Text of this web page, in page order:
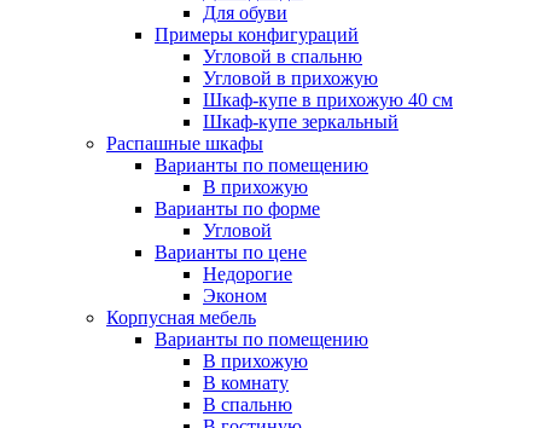
Для обуви
Примеры конфигураций
Угловой в спальню
Угловой в прихожую
Шкаф-купе в прихожую 40 см
Шкаф-купе зеркальный
Распашные шкафы
Варианты по помещению
В прихожую
Варианты по форме
Угловой
Варианты по цене
Недорогие
Эконом
Корпусная мебель
Варианты по помещению
В прихожую
В комнату
В спальню